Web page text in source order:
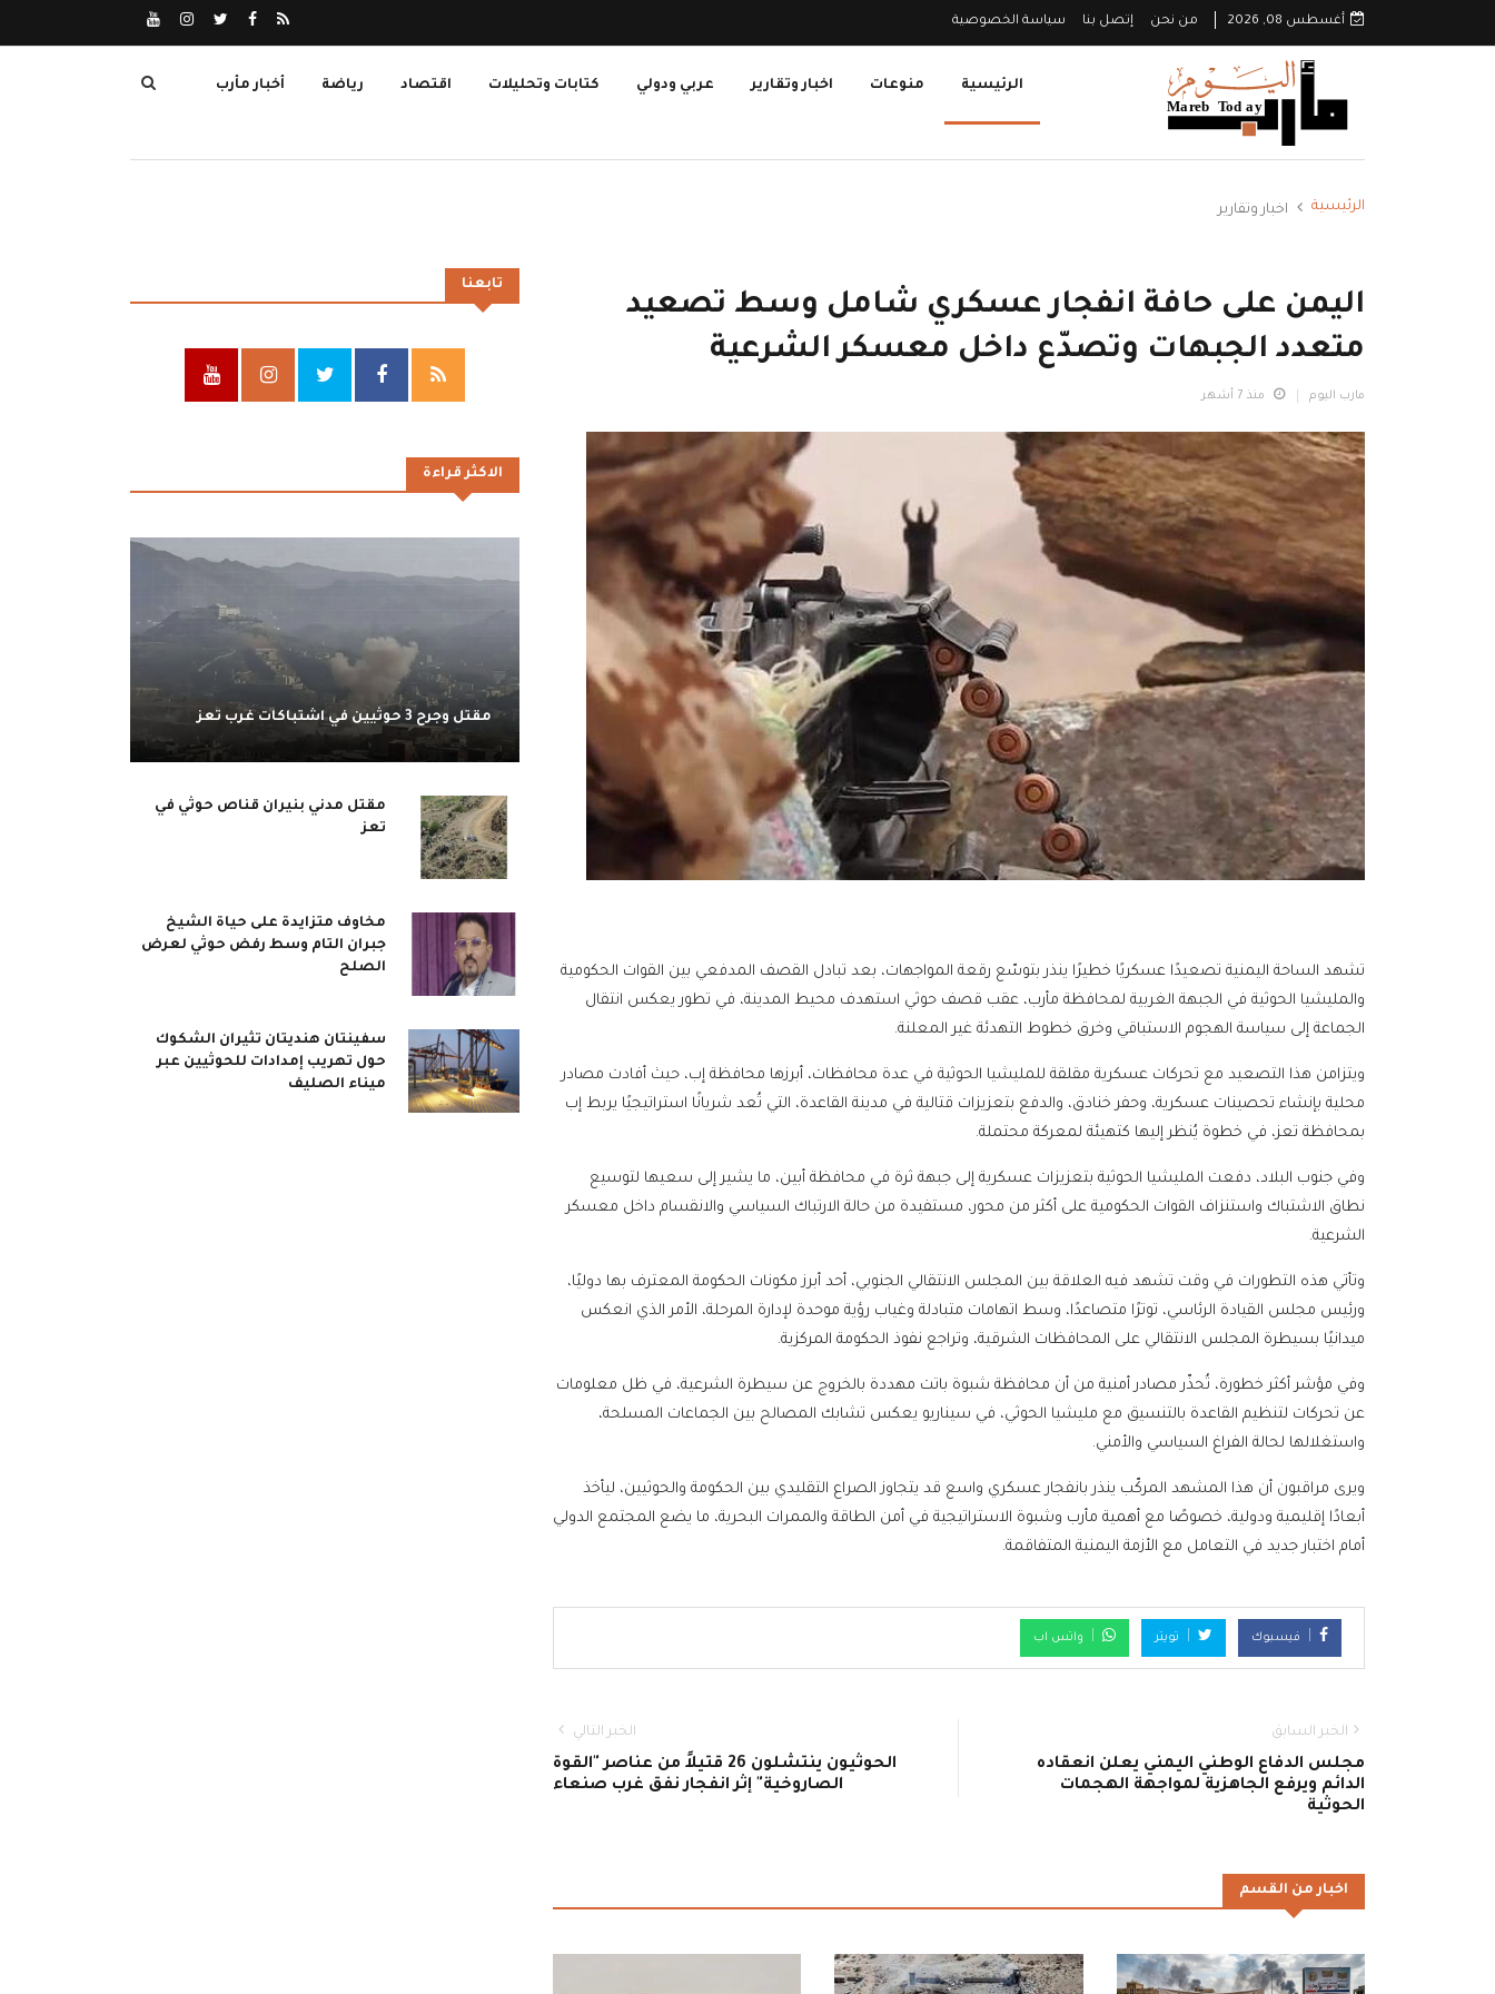
أغسطس 08, 2026 من نحن إتصل بنا سياسة الخصوصية
الرئيسية منوعات اخبار وتقارير عربي ودولي كتابات وتحليلات اقتصاد رياضة أخبار مأرب
الرئيسية اخبار وتقارير
اليمن على حافة انفجار عسكري شامل وسط تصعيد
متعدد الجبهات وتصدّع داخل معسكر الشرعية
مارب اليوم منذ 7 أشهر
تشهد الساحة اليمنية تصعيدًا عسكريًا خطيرًا ينذر بتوسّع رقعة المواجهات، بعد تبادل القصف المدفعي بين القوات الحكومية
والمليشيا الحوثية في الجبهة الغربية لمحافظة مأرب، عقب قصف حوثي استهدف محيط المدينة، في تطور يعكس انتقال
الجماعة إلى سياسة الهجوم الاستباقي وخرق خطوط التهدئة غير المعلنة.
ويتزامن هذا التصعيد مع تحركات عسكرية مقلقة للمليشيا الحوثية في عدة محافظات، أبرزها محافظة إب، حيث أفادت مصادر
محلية بإنشاء تحصينات عسكرية، وحفر خنادق، والدفع بتعزيزات قتالية في مدينة القاعدة، التي تُعد شريانًا استراتيجيًا يربط إب
بمحافظة تعز، في خطوة يُنظر إليها كتهيئة لمعركة محتملة.
وفي جنوب البلاد، دفعت المليشيا الحوثية بتعزيزات عسكرية إلى جبهة ثرة في محافظة أبين، ما يشير إلى سعيها لتوسيع
نطاق الاشتباك واستنزاف القوات الحكومية على أكثر من محور، مستفيدة من حالة الارتباك السياسي والانقسام داخل معسكر
الشرعية.
وتأتي هذه التطورات في وقت تشهد فيه العلاقة بين المجلس الانتقالي الجنوبي، أحد أبرز مكونات الحكومة المعترف بها دوليًا،
ورئيس مجلس القيادة الرئاسي، توترًا متصاعدًا، وسط اتهامات متبادلة وغياب رؤية موحدة لإدارة المرحلة، الأمر الذي انعكس
ميدانيًا بسيطرة المجلس الانتقالي على المحافظات الشرقية، وتراجع نفوذ الحكومة المركزية.
وفي مؤشر أكثر خطورة، تُحذّر مصادر أمنية من أن محافظة شبوة باتت مهددة بالخروج عن سيطرة الشرعية، في ظل معلومات
عن تحركات لتنظيم القاعدة بالتنسيق مع مليشيا الحوثي، في سيناريو يعكس تشابك المصالح بين الجماعات المسلحة،
واستغلالها لحالة الفراغ السياسي والأمني.
ويرى مراقبون أن هذا المشهد المركّب ينذر بانفجار عسكري واسع قد يتجاوز الصراع التقليدي بين الحكومة والحوثيين، ليأخذ
أبعادًا إقليمية ودولية، خصوصًا مع أهمية مأرب وشبوة الاستراتيجية في أمن الطاقة والممرات البحرية، ما يضع المجتمع الدولي
أمام اختبار جديد في التعامل مع الأزمة اليمنية المتفاقمة.
فيسبوك تويتر واتس اب
الخبر السابق
مجلس الدفاع الوطني اليمني يعلن انعقاده
الدائم ويرفع الجاهزية لمواجهة الهجمات
الحوثية
الخبر التالي
الحوثيون ينتشلون 26 قتيلاً من عناصر "القوة
الصاروخية" إثر انفجار نفق غرب صنعاء
اخبار من القسم
تابعنا
الاكثر قراءة
مقتل وجرح 3 حوثيين في اشتباكات غرب تعز
مقتل مدني بنيران قناص حوثي في
تعز
مخاوف متزايدة على حياة الشيخ
جبران التام وسط رفض حوثي لعرض
الصلح
سفينتان هنديتان تثيران الشكوك
حول تهريب إمدادات للحوثيين عبر
ميناء الصليف